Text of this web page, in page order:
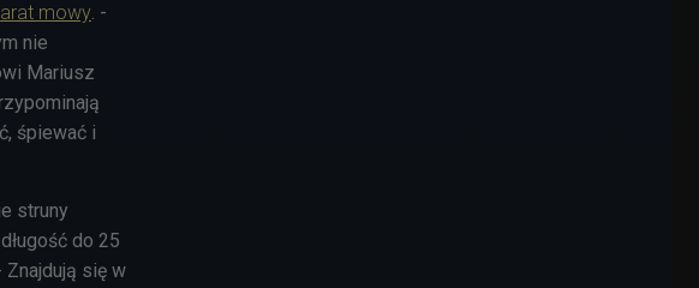
mowy. -
nie
Mariusz
śpiewać i
struny
do 25
Znajdują się w